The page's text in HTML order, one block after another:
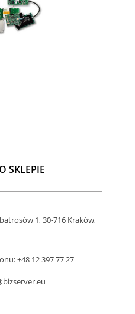
SKLEPIE
1, 30-716 Kraków,
+48 12 397 77 27